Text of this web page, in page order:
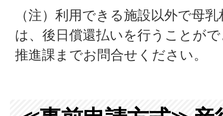
（注）利用できる施設以外で母
は、後日償還払いを行うことが
推進課までお問合せください。